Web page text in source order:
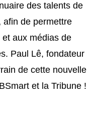
des talents de
afin de permettre
aux médias de
Paul Lê, fondateur
de cette nouvelle
et la Tribune !